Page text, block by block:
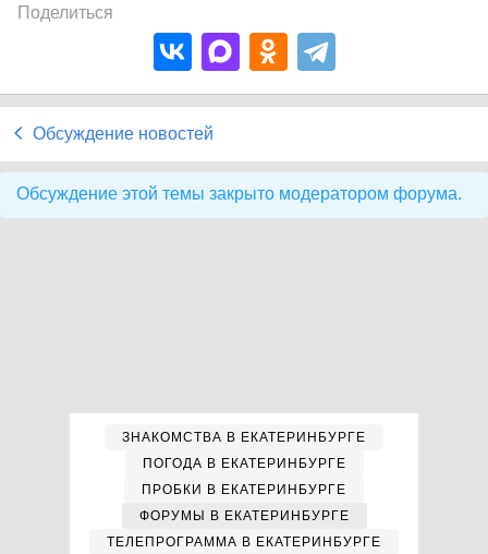
Поделиться
Обсуждение новостей
Обсуждение этой темы закрыто модератором форума.
ЗНАКОМСТВА В ЕКАТЕРИНБУРГЕ
ПОГОДА В ЕКАТЕРИНБУРГЕ
ПРОБКИ В ЕКАТЕРИНБУРГЕ
ФОРУМЫ В ЕКАТЕРИНБУРГЕ
ТЕЛЕПРОГРАММА В ЕКАТЕРИНБУРГЕ